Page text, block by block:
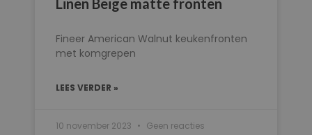
Linen Beige matte fronten
Fineer American Walnut keukenfronten
met komgrepen
LEES VERDER »
10 november 2023 Geen reacties